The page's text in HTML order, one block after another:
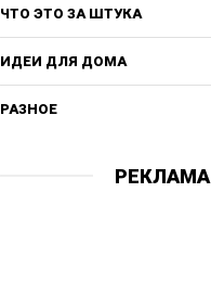
ЧТО ЭТО ЗА ШТУКА
ИДЕИ ДЛЯ ДОМА
РАЗНОЕ
РЕКЛАМА